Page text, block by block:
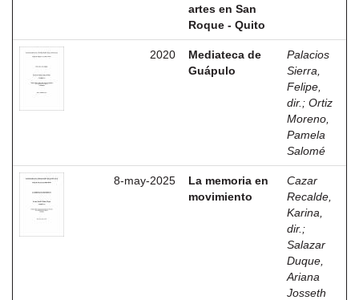
artes en San
Roque - Quito
2020
Mediateca de
Guápulo
Palacios
Sierra,
Felipe,
dir. ; Ortiz
Moreno,
Pamela
Salomé
8-may-2025
La memoria en
movimiento
Cazar
Recalde,
Karina,
dir. ;
Salazar
Duque,
Ariana
Josseth